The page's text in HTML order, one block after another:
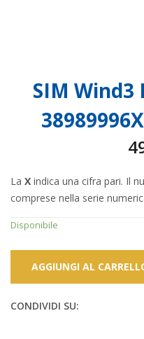
SIM
La X indica una cifra pari. Il
comprese nella serie
Disponibile
AGGIUNGI AL
CONDIVIDI SU: